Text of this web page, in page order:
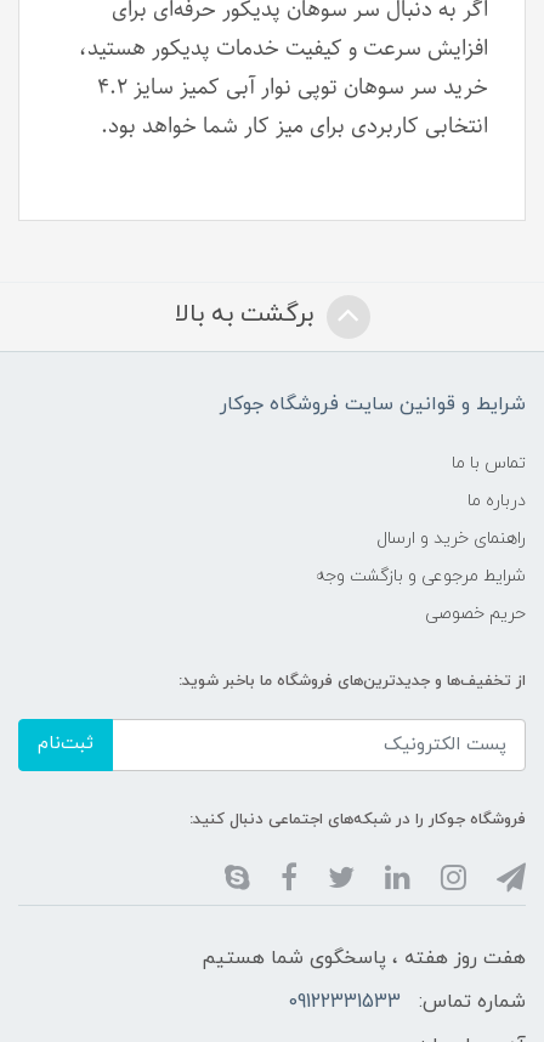
اگر به دنبال سر سوهان پدیکور حرفه‌ای برای
افزایش سرعت و کیفیت خدمات پدیکور هستید،
خرید سر سوهان توپی نوار آبی کمیز سایز ۴.۲
انتخابی کاربردی برای میز کار شما خواهد بود.
برگشت به بالا
شرایط و قوانین سایت فروشگاه جوکار
تماس با ما
درباره ما
راهنمای خرید و ارسال
شرایط مرجوعی و بازگشت وجه
حریم خصوصی
از تخفیف‌ها و جدیدترین‌های فروشگاه ما باخبر شوید:
ثبت‌نام
فروشگاه جوکار را در شبکه‌های اجتماعی دنبال کنید:
هفت روز هفته ، پاسخگوی شما هستیم
شماره تماس:
09122331533